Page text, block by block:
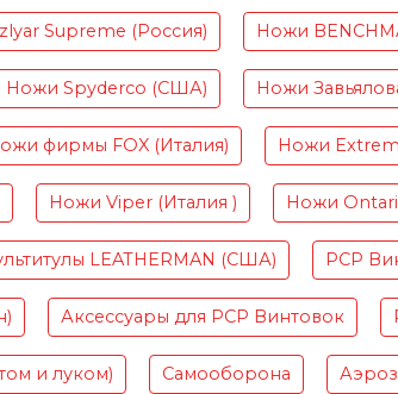
Supreme (Россия) Ножи
Ножи Spyderco (США) Ножи
фирмы FOX (Италия) Ножи
Ножи Viper (Италия ) Ножи
LEATHERMAN (США) PCP
Аксессуары для PCP Винтовок
и луком) Самооборона